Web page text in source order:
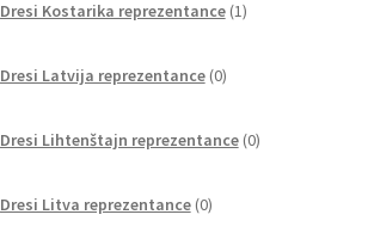
Dresi Kostarika reprezentance 1izdelek
Dresi Latvija reprezentance 0izdelkov
Dresi Lihtenštajn reprezentance 0izdelkov
Dresi Litva reprezentance 0izdelkov